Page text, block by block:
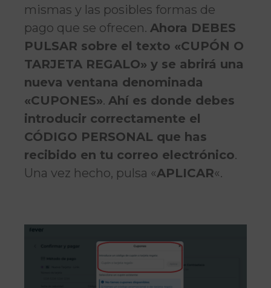
mismas y las posibles formas de
pago que se ofrecen. Ahora DEBES
PULSAR sobre el texto «CUPÓN O
TARJETA REGALO» y se abrirá una
nueva ventana denominada
«CUPONES». Ahí es donde debes
introducir correctamente el
CÓDIGO PERSONAL que has
recibido en tu correo electrónico.
Una vez hecho, pulsa «APLICAR«.